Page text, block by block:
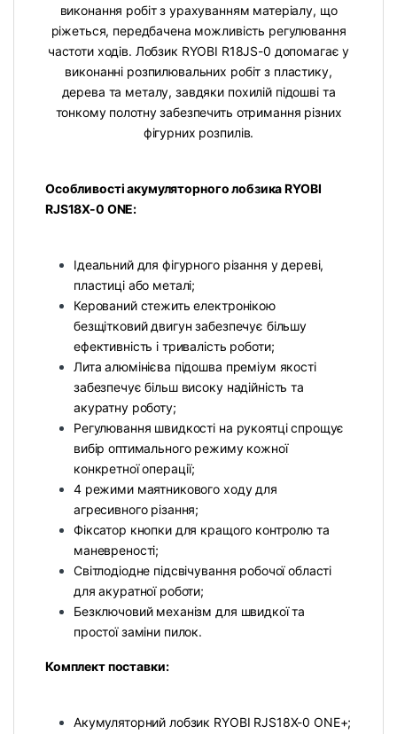
виконання робіт з урахуванням матеріалу, що
ріжеться, передбачена можливість регулювання
частоти ходів. Лобзик RYOBI R18JS-0 допомагає у
виконанні розпилювальних робіт з пластику,
дерева та металу, завдяки похилій підошві та
тонкому полотну забезпечить отримання різних
фігурних розпилів.
Особливості акумуляторного лобзика RYOBI
RJS18X-0 ONE:
Ідеальний для фігурного різання у дереві,
пластиці або металі;
Керований стежить електронікою
безщітковий двигун забезпечує більшу
ефективність і тривалість роботи;
Лита алюмінієва підошва преміум якості
забезпечує більш високу надійність та
акуратну роботу;
Регулювання швидкості на рукоятці спрощує
вибір оптимального режиму кожної
конкретної операції;
4 режими маятникового ходу для
агресивного різання;
Фіксатор кнопки для кращого контролю та
маневреності;
Світлодіодне підсвічування робочої області
для акуратної роботи;
Безключовий механізм для швидкої та
простої заміни пилок.
Комплект поставки:
Акумуляторний лобзик RYOBI RJS18X-0 ONE+;